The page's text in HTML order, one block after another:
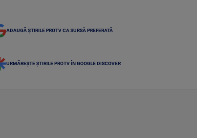
ADAUGĂ ȘTIRILE PROTV CA SURSĂ PREFERATĂ
URMĂREȘTE ȘTIRILE PROTV ÎN GOOGLE DISCOVER